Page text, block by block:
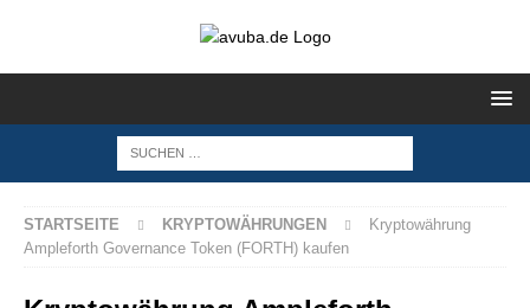
STARTSEITE KRYPTOWÄHRUNGEN
Kryptowährung
Ampleforth Governance Token (FORTH) kaufen